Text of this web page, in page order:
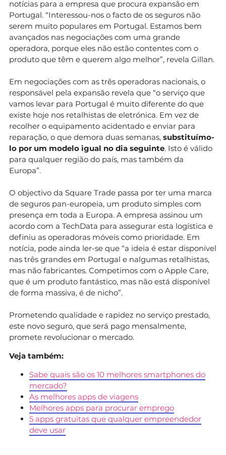
notícias para a empresa que procura expansão em
Portugal. “Interessou-nos o facto de os seguros não
serem muito populares em Portugal. Estamos bem
avançados nas negociações com uma grande
operadora, porque eles não estão contentes com o
produto que têm e querem algo melhor”, revela Gillan.
Em negociações com as três operadoras nacionais, o
responsável pela expansão revela que “o serviço que
vamos levar para Portugal é muito diferente do que
existe hoje nos retalhistas de eletrónica. Em vez de
recolher o equipamento acidentado e enviar para
reparação, o que demora duas semanas, substituímo-
lo por um modelo igual no dia seguinte. Isto é válido
para qualquer região do país, mas também da
Europa”.
O objectivo da Square Trade passa por ter uma marca
de seguros pan-europeia, um produto simples com
presença em toda a Europa. A empresa assinou um
acordo com a TechData para assegurar esta logística e
definiu as operadoras móveis como prioridade. Em
notícia, pode ainda ler-se que “a ideia é estar disponível
nas três grandes em Portugal e nalgumas retalhistas,
mas não fabricantes. Competimos com o Apple Care,
que é um produto fantástico, mas não está disponível
de forma massiva, é de nicho”.
Prometendo qualidade e rapidez no serviço prestado,
este novo seguro, que será pago mensalmente,
promete revolucionar o mercado.
Veja também:
Sabe quais são os 10 melhores smartphones do
mercado?
As melhores apps de viagens
Melhores apps para procurar emprego
5 apps gratuitas que qualquer empreendedor
deve usar